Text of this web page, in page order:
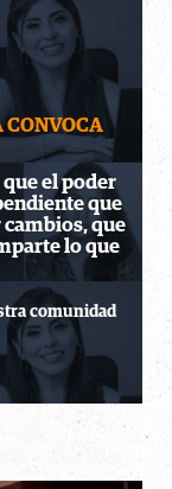
CONVOCA
el poder
que
que
lo que
comunidad